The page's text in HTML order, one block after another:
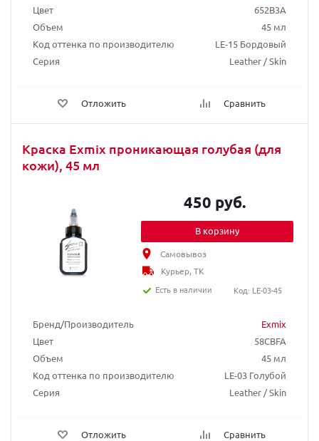
Цвет
652B3A
Объем
45 мл
Код оттенка по производителю
LE-15 Бордовый
Серия
Leather / Skin
Отложить Сравнить
Краска Exmix проникающая голубая (для
кожи), 45 мл
Бренд/Производитель
Exmix
Цвет
58CBFA
Объем
45 мл
Код оттенка по производителю
LE-03 Голубой
Серия
Leather / Skin
Отложить Сравнить
450 руб.
В корзину
Самовывоз
Курьер, ТК
Есть в наличии
Код: LE-03-45